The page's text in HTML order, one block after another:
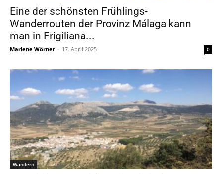
Eine der schönsten Frühlings-
Wanderrouten der Provinz Málaga kann
man in Frigiliana...
Marlene Wörner - 17. April 2025 0
Wandern